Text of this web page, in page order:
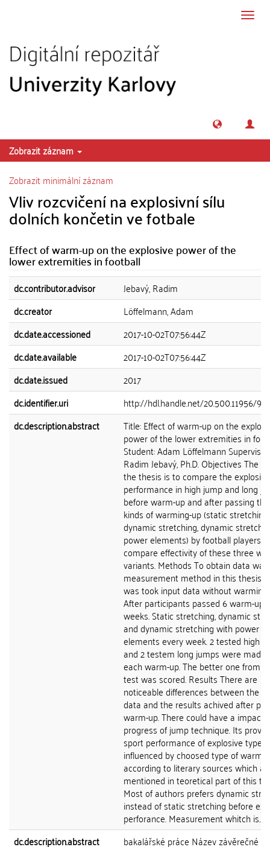
Zobrazit záznam
Zobrazit minimální záznam
Vliv rozcvičení na explosivní sílu
dolních končetin ve fotbale
Effect of warm-up on the explosive power of the
lower extremities in football
dc.contributor.advisor
Jebavý, Radim
dc.creator
Löffelmann, Adam
dc.date.accessioned
2017-10-02T07:56:44Z
dc.date.available
2017-10-02T07:56:44Z
dc.date.issued
2017
dc.identifier.uri
http://hdl.handle.net/20.500.11956/
dc.description.abstract
Title: Effect of warm-up on the
power of the lower extremities in
Student: Adam Löffelmann
Radim Jebavý, Ph.D. Objectives The
the thesis is to compare the explosive
performance in high jump and long
before warm-up and after passing
kinds of warming-up (static stretching,
dynamic stretching, dynamic
power elements) by football players.
compare effectivity of these three
variants. Methods To obtain data
measurement method in this thesis.
was took input data without
After participants passed 6 warm-up
weeks. Static stretching, dynamic
and dynamic stretching with power
elements every week. 2 tested high
and 2 testem long jumps were made
each warm-up. The better one from
test was scored. Results There are
noticeable differences between the
data and the results achived after
warm-up. There could have a impact
progress of jump technique. Its
sport performance of explosive type
influenced by choosed type of warm-
according to literary sources which
mentioned in teoretical part of this
Most of authors prefers dynamic
instead of static stretching before
perforance. Measurement whitch is...
dc.description.abstract
bakalářské práce Název závěrečné